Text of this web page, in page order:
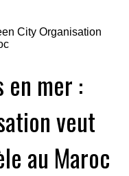
en mer :
veut
au Maroc